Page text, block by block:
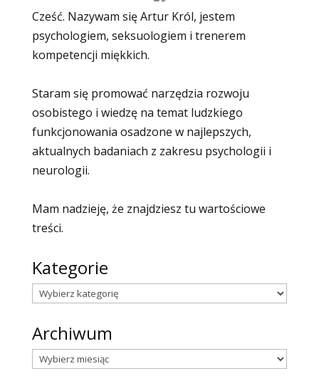
Cześć. Nazywam się Artur Król, jestem
psychologiem, seksuologiem i trenerem
kompetencji miękkich.
Staram się promować narzędzia rozwoju
osobistego i wiedzę na temat ludzkiego
funkcjonowania osadzone w najlepszych,
aktualnych badaniach z zakresu psychologii i
neurologii.
Mam nadzieję, że znajdziesz tu wartościowe
treści.
Kategorie
Kategorie
Archiwum
Archiwum